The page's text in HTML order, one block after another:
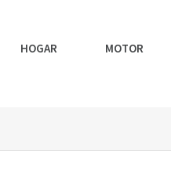
HOGAR MOTOR